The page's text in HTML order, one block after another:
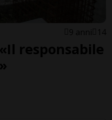
9 anni 14
responsabile